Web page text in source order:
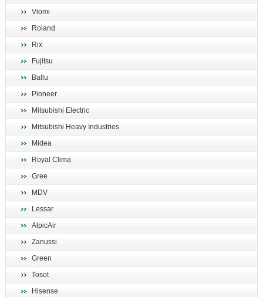
Viomi
Roland
Rix
Fujitsu
Ballu
Pioneer
Mitsubishi Electric
Mitsubishi Heavy Industries
Midea
Royal Clima
Gree
MDV
Lessar
AlpicAir
Zanussi
Green
Tosot
Hisense